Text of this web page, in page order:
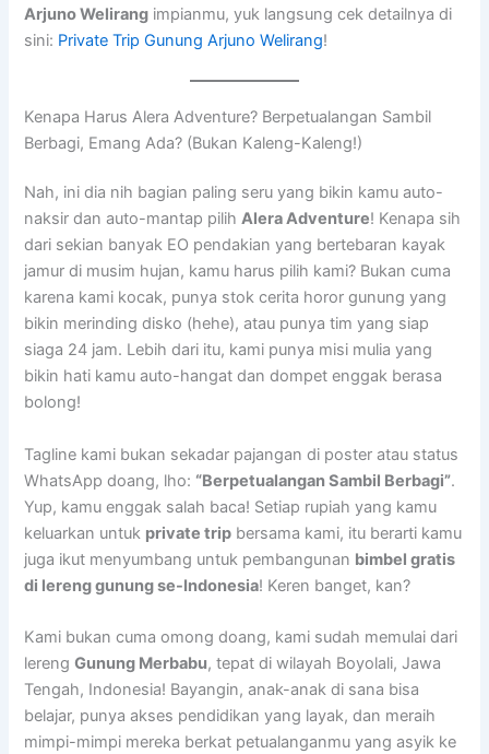
Arjuno Welirang impianmu, yuk langsung cek detailnya di
sini: Private Trip Gunung Arjuno Welirang!
Kenapa Harus Alera Adventure? Berpetualangan Sambil
Berbagi, Emang Ada? (Bukan Kaleng-Kaleng!)
Nah, ini dia nih bagian paling seru yang bikin kamu auto-
naksir dan auto-mantap pilihAlera Adventure! Kenapa sih
dari sekian banyak EO pendakian yang bertebaran kayak
jamur di musim hujan, kamu harus pilih kami? Bukan cuma
karena kami kocak, punya stok cerita horor gunung yang
bikin merinding disko (hehe), atau punya tim yang siap
siaga 24 jam. Lebih dari itu, kami punya misi mulia yang
bikin hati kamu auto-hangat dan dompet enggak berasa
bolong!
Tagline kami bukan sekadar pajangan di poster atau status
WhatsApp doang, lho: “Berpetualangan Sambil Berbagi”.
Yup, kamu enggak salah baca! Setiap rupiah yang kamu
keluarkan untuk private trip bersama kami, itu berarti kamu
juga ikut menyumbang untuk pembangunan bimbel gratis
di lereng gunung se-Indonesia! Keren banget, kan?
Kami bukan cuma omong doang, kami sudah memulai dari
lerengGunung Merbabu, tepat di wilayah Boyolali, Jawa
Tengah, Indonesia! Bayangin, anak-anak di sana bisa
belajar, punya akses pendidikan yang layak, dan meraih
mimpi-mimpi mereka berkat petualanganmu yang asyik ke